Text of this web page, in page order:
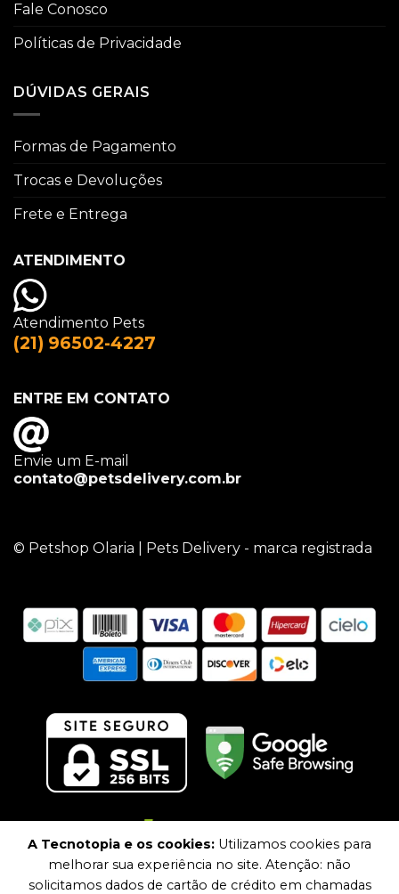
Fale Conosco
Políticas de Privacidade
DÚVIDAS GERAIS
Formas de Pagamento
Trocas e Devoluções
Frete e Entrega
ATENDIMENTO
Atendimento Pets
(21) 96502-4227
ENTRE EM CONTATO
Envie um E-mail
contato@petsdelivery.com.br
© Petshop Olaria | Pets Delivery - marca registrada
A Tecnotopia e os cookies: Utilizamos cookies para
melhorar sua experiência no site. Atenção: não
solicitamos dados de cartão de crédito em chamadas